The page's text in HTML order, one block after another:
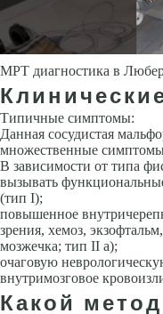
МРТ диагностика в
Типичные симптомы:
Данная сосудистая
множественные
В зависимости от типа
вызы­вать
(тип I);
повы­шенное
зрения, хемоз,
мозжечка; тип II а);
очаговую
внутримозговое
Какой